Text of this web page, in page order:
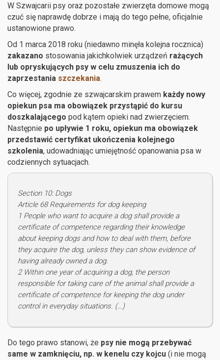
W Szwajcarii psy oraz pozostałe zwierzęta domowe mogą
czuć się naprawdę dobrze i mają do tego pełne, oficjalnie
ustanowione prawo.
Od 1 marca 2018 roku (niedawno minęła kolejna rocznica)
zakazano stosowania jakichkolwiek urządzeń rażących
lub opryskujących psy w celu zmuszenia ich do
zaprzestania szczekania.
Co więcej, zgodnie ze szwajcarskim prawem każdy nowy
opiekun psa ma obowiązek przystąpić do kursu
doszkalającego pod kątem opieki nad zwierzęciem.
Następnie po upływie 1 roku, opiekun ma obowiązek
przedstawić certyfikat ukończenia kolejnego
szkolenia, udowadniając umiejętność opanowania psa w
codziennych sytuacjach.
Section 10: Dogs
Article 68 Requirements for dog keeping
1 People who want to acquire a dog shall provide a
certificate of competence regarding their knowledge
about keeping dogs and how to deal with them, before
they acquire the dog, unless they can show evidence of
having already owned a dog.
2 Within one year of acquiring a dog, the person
responsible for taking care of the animal shall provide a
certificate of competence for keeping the dog under
control in everyday situations. (…)
Do tego prawo stanowi, że psy nie mogą przebywać
same w zamknięciu, np. w kenelu czy kojcu (i nie mogą